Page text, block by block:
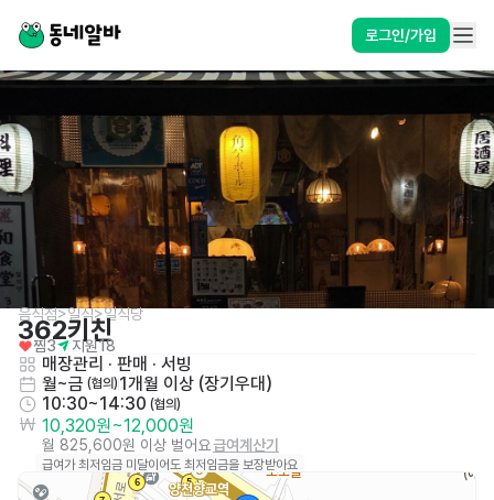
로그인/가입
음식점>일식>일식당
362키친
찜3 지원18
매장관리 · 판매 · 서빙
월~금 (협의) 1개월 이상 (장기우대)
10:30~14:30 (협의)
10,320원~12,000원
월 825,600원 이상 벌어요급여계산기
급여가 최저임금 미달이어도 최저임금을 보장받아요